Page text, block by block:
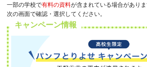
一部の学校で有料の資料が含まれている場合がありま
次の画面で確認・選択してください。
キャンペーン情報